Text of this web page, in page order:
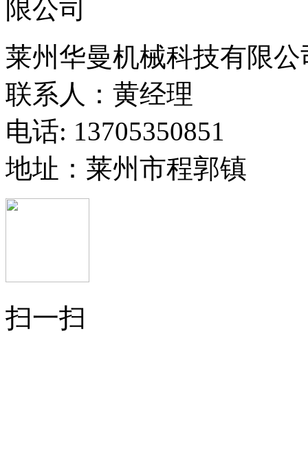
莱州华曼机械科技有限
联系人：黄经理
电话: 13705350851
地址：莱州市程郭镇
扫一扫